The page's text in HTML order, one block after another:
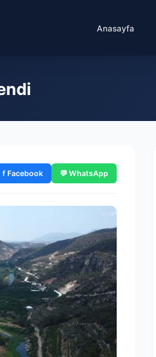
Anasayfa
f Facebook 💬 WhatsApp